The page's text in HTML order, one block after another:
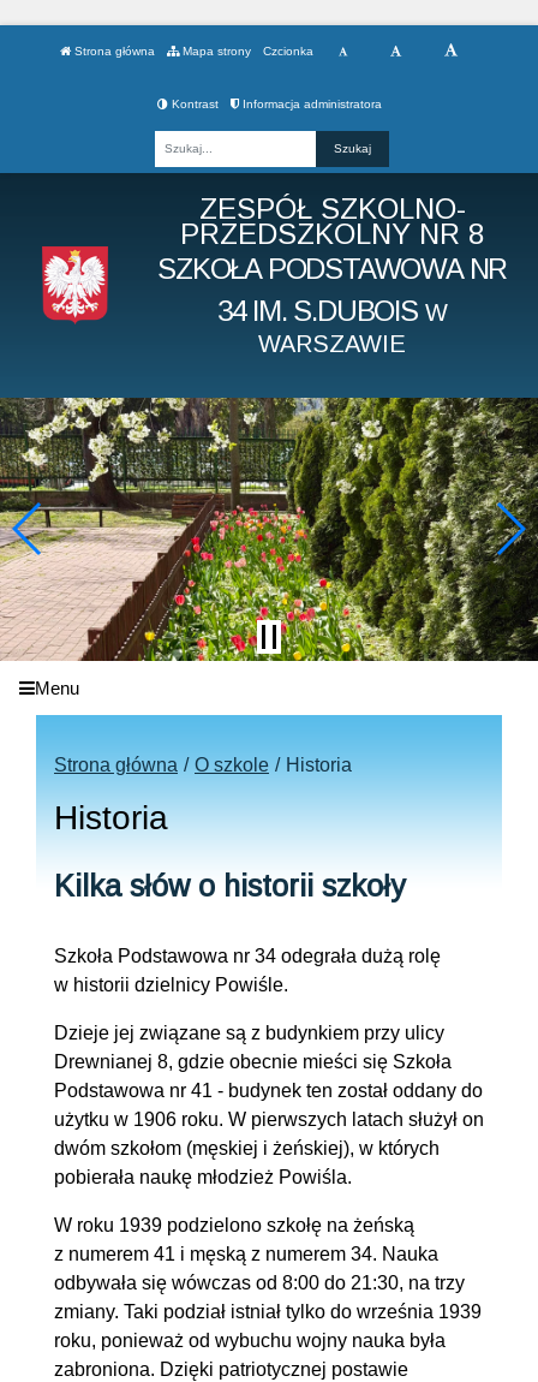
Strona główna Mapa strony Czcionka
Kontrast Informacja administratora
ZESPÓŁ SZKOLNO-
PRZEDSZKOLNY NR 8
SZKOŁA PODSTAWOWA NR
34 IM. S.DUBOIS W
WARSZAWIE
Menu
Strona główna O szkole Historia
Historia
Kilka słów o historii szkoły
Szkoła Podstawowa nr 34 odegrała dużą rolę
w historii dzielnicy Powiśle.
Dzieje jej związane są z budynkiem przy ulicy
Drewnianej 8, gdzie obecnie mieści się Szkoła
Podstawowa nr 41 - budynek ten został oddany do
użytku w 1906 roku. W pierwszych latach służył on
dwóm szkołom (męskiej i żeńskiej), w których
pobierała naukę młodzież Powiśla.
W roku 1939 podzielono szkołę na żeńską
z numerem 41 i męską z numerem 34. Nauka
odbywała się wówczas od 8:00 do 21:30, na trzy
zmiany. Taki podział istniał tylko do września 1939
roku, ponieważ od wybuchu wojny nauka była
zabroniona. Dzięki patriotycznej postawie